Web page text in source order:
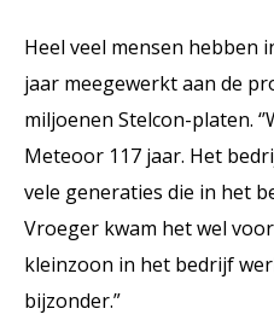
Heel veel mensen hebben
jaar meegewerkt aan de
miljoenen Stelcon-platen.
Meteoor 117 jaar. Het
vele generaties die in het
Vroeger kwam het wel
kleinzoon in het bedrijf
bijzonder.”